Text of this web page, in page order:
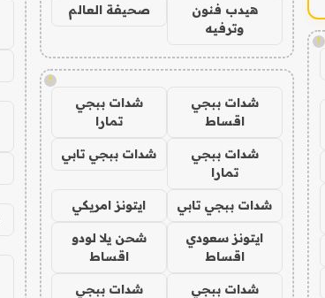
!
هيدب فنون
وترفيه
صحيفة العالم
!
شدات ببجي
اقساط
شدات ببجي
تمارا
شدات ببجي
تمارا
شدات ببجي تابي
شدات ببجي تابي ايتونز امريكي
ايتونز سعودي
اقساط
شحن يلا لودو
اقساط
شدات ببجي
شدات ببجي